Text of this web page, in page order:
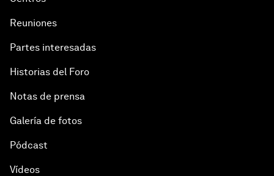
Reuniones
Partes interesadas
Historias del Foro
Notas de prensa
Galería de fotos
Pódcast
Vídeos